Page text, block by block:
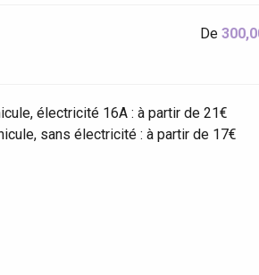
De
électricité 16A : à partir de 21€
sans électricité : à partir de 17€